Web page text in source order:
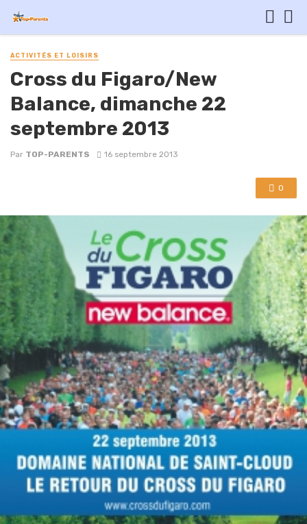
ACTIVITÉS ET LOISIRS
Cross du Figaro/New
Balance, dimanche 22
septembre 2013
Par TOP-PARENTS 16 septembre 2013
0